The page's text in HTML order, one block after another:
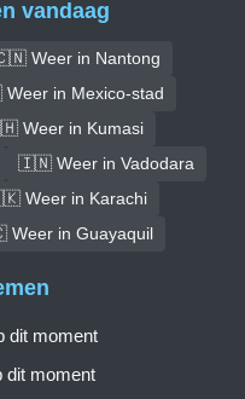
vandaag
Weer in Nantong
in Mexico-stad
Weer in Kumasi
🇮🇳 Weer in Vadodara
Weer in Karachi
in Guayaquil
dit moment
dit moment